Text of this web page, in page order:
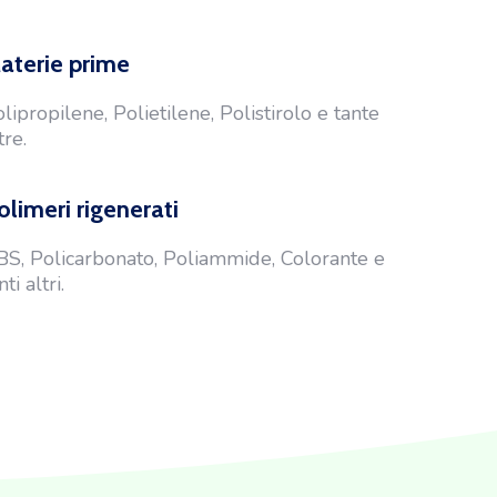
prime
Polietilene, Polistirolo e tante
rigenerati
Policarbonato, Poliammide, Colorante e
altri.